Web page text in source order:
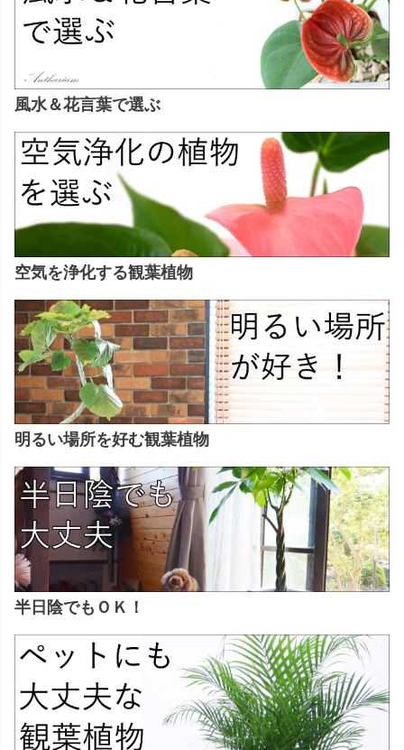
風水＆花言葉で選ぶ
空気を浄化する観葉植物
明るい場所を好む観葉植物
半日陰でもＯＫ！